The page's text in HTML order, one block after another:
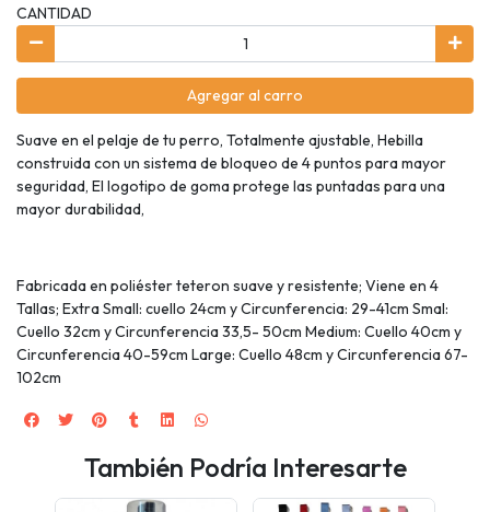
CANTIDAD
Agregar al carro
Suave en el pelaje de tu perro, Totalmente ajustable, Hebilla
construida con un sistema de bloqueo de 4 puntos para mayor
seguridad, El logotipo de goma protege las puntadas para una
mayor durabilidad,
Fabricada en poliéster teteron suave y resistente; Viene en 4
Tallas; Extra Small: cuello 24cm y Circunferencia: 29-41cm Smal:
Cuello 32cm y Circunferencia 33,5- 50cm Medium: Cuello 40cm y
Circunferencia 40-59cm Large: Cuello 48cm y Circunferencia 67-
102cm
También Podría Interesarte